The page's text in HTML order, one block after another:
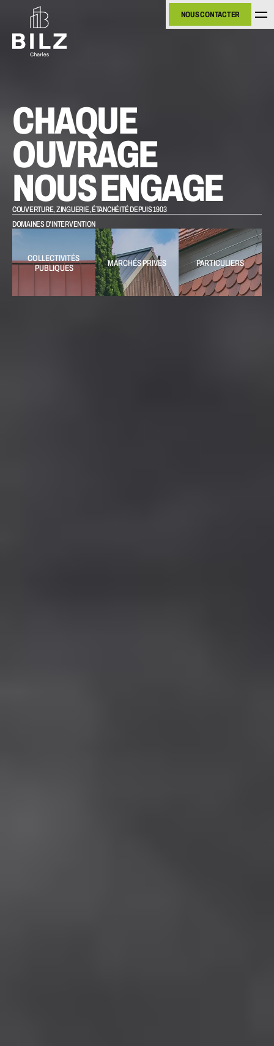
NOUS CONTACTER
CHAQUE
OUVRAGE
NOUS ENGAGE
COUVERTURE, ZINGUERIE, ÉTANCHÉITÉ DEPUIS 1903
DOMAINES D'INTERVENTION
COLLECTIVITÉS
PUBLIQUES
MARCHÉS PRIVÉS PARTICULIERS